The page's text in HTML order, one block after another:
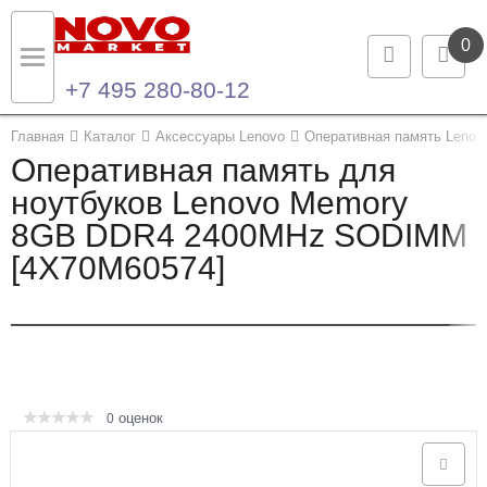
0
+7 495 280-80-12
Главная Каталог Аксессуары Lenovo Оперативная память
Оперативная память для
ноутбуков Lenovo Memory
8GB DDR4 2400MHz SODIMM
[4X70M60574]
0 оценок
Назад
Каталог продукции
Ноутбуки и ультрабуки
Компьютеры
Опции и комплектующие
Назад
Контакты
Контактная информация